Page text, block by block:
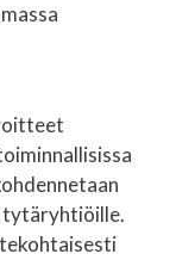
tytäryhtiöille.